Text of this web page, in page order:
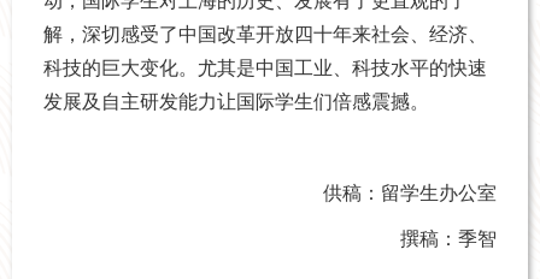
解，深切感受了中国改革开放四十年来社会、经济、
科技的巨大变化。尤其是中国工业、科技水平的快速
发展及自主研发能力让国际学生们倍感震撼。
供稿：留学生办公室
撰稿：季智